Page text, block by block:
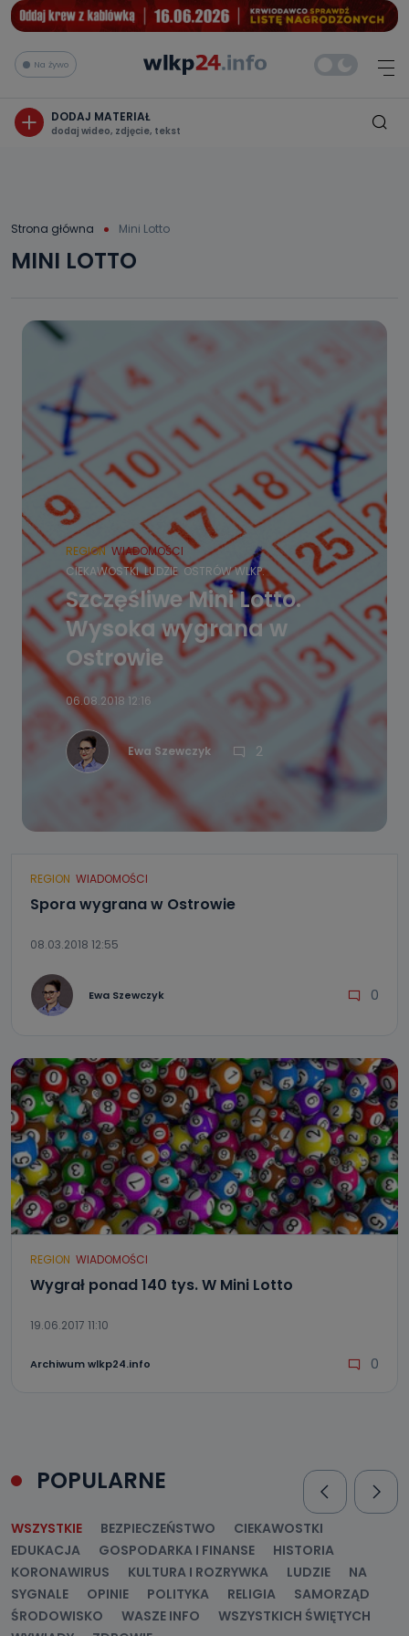
Na żywo
DODAJ MATERIAŁ
dodaj wideo, zdjęcie, tekst
Strona główna Mini Lotto
MINI LOTTO
REGION WIADOMOŚCI
CIEKAWOSTKI LUDZIE OSTRÓW WLKP.
Szczęśliwe Mini Lotto.
Wysoka wygrana w
Ostrowie
06.08.2018 12:16
Ewa Szewczyk 2
REGION WIADOMOŚCI
Spora wygrana w Ostrowie
08.03.2018 12:55
Ewa Szewczyk 0
REGION WIADOMOŚCI
Wygrał ponad 140 tys. W Mini Lotto
19.06.2017 11:10
Archiwum wlkp24.info 0
POPULARNE
WSZYSTKIE BEZPIECZEŃSTWO
CIEKAWOSTKI
EDUKACJA
GOSPODARKA I FINANSE
HISTORIA
KORONAWIRUS
KULTURA I ROZRYWKA LUDZIE
NA
SYGNALE
OPINIE POLITYKA RELIGIA
SAMORZĄD
ŚRODOWISKO
WASZE INFO
WSZYSTKICH ŚWIĘTYCH